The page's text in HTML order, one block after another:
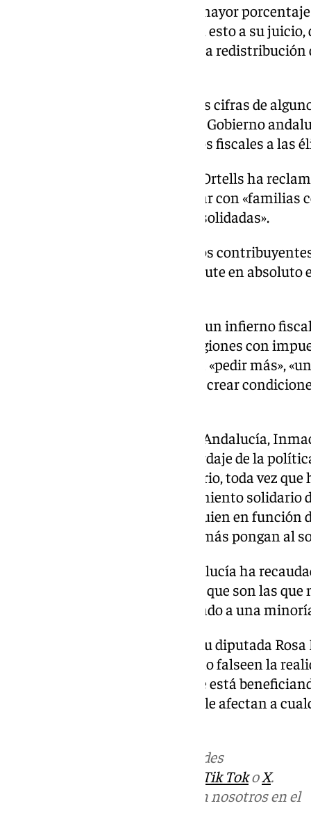
por habitante y «la última con mayor
de pobreza o exclusión social» y, esto a su
conceptos «importantísimos»: la
Murillo, tras detallar las grandes cifras de
Andalucía, ha lamentado que el Gobierno
como «excusa para hacer regalos fiscales a las
Por el grupo de Vox, José María Ortells ha
reducidas y eficaces» para contar con
y antes empresas fuertes y consolidadas».
«La realidad de España es que los
volumen de gasto que no repercute en
«Andalucía, en 2019, dejó de ser un infierno
convirtiéndose en una de las regiones con
recaudación», ha resaltado para «pedir más»,
mejorar la vida de las familias y crear
Por su parte, la portavoz de Por Andalucía,
«profunda diferencia» en el abordaje de la
andaluz y su grupo parlamentario, toda vez
integral» basada en el «sostenimiento solidario
manera que contribuya «cada quien en función
por tanto, quienes más tienen, más pongan al
Además, ha apuntado que Andalucía ha
otras comunidades autónomas que son las
fiscales que sí que han beneficiado a una
Por último, por el grupo del PP su diputada
izquierda que «no mientan» y «no falseen la
reducciones de impuestos no se está
reducciones en la base imponible afectan a
en las redes
Tik TokoX.
Puedes ponerte en contacto con nosotros en el